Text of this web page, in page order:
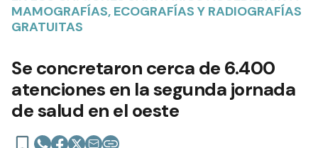
MAMOGRAFÍAS, ECOGRAFÍAS Y RADIOGRAFÍAS
GRATUITAS
Se concretaron cerca de 6.400
atenciones en la segunda jornada
de salud en el oeste